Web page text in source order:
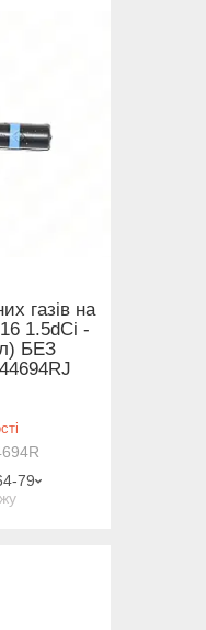
газів на
1.5dCi -
БЕЗ
79